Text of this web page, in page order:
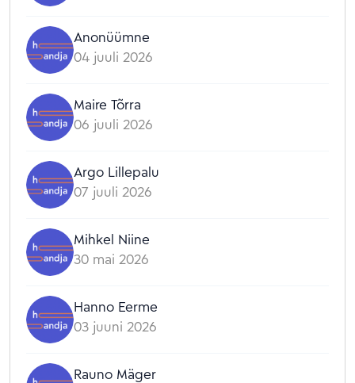
Anonüümne
04 juuli 2026
Maire Tõrra
06 juuli 2026
Argo Lillepalu
07 juuli 2026
Mihkel Niine
30 mai 2026
Hanno Eerme
03 juuni 2026
Rauno Mäger